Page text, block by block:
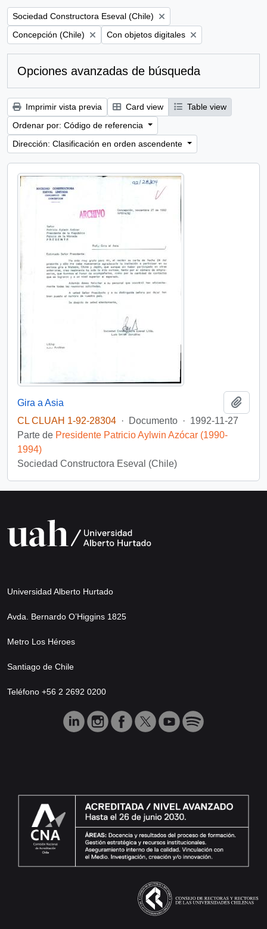
Remove filter:
Sociedad Constructora Eseval (Chile)
Remove filter:
Concepción (Chile) Remove filter:
Con objetos digitales
Opciones avanzadas de búsqueda
Imprimir vista previa Card view
Table view
Ordenar por: Código de referencia
Dirección: Clasificación en orden ascendente
Gira a Asia
CL CLUAH 1-92-28304 · Documento · 1992-11-27
Parte de Presidente Patricio Aylwin Azócar (1990-
1994)
Sociedad Constructora Eseval (Chile)
Universidad Alberto Hurtado
Avda. Bernardo O’Higgins 1825
Metro Los Héroes
Santiago de Chile
Teléfono +56 2 2692 0200